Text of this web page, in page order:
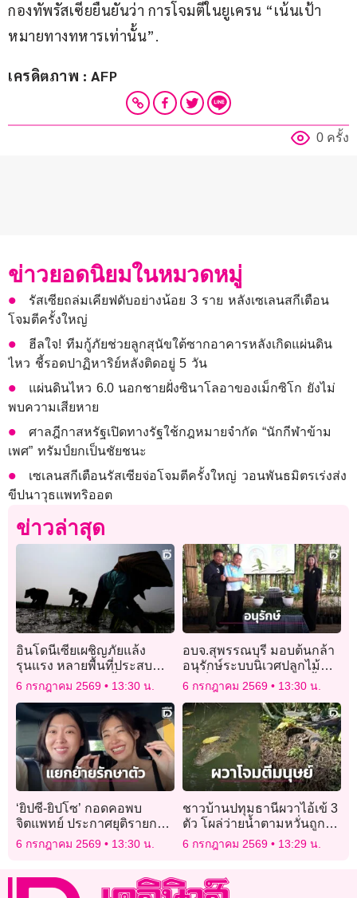
กองทัพรัสเซียยืนยันว่า การโจมตีในยูเครน “เน้นเป้า
หมายทางทหารเท่านั้น”.
เครดิตภาพ : AFP
0 ครั้ง
ข่าวยอดนิยมในหมวดหมู่
รัสเซียถล่มเคียฟดับอย่างน้อย 3 ราย หลังเซเลนสกีเตือน
โจมตีครั้งใหญ่
ฮีลใจ! ทีมกู้ภัยช่วยลูกสุนัขใต้ซากอาคารหลังเกิดแผ่นดิน
ไหว ชี้รอดปาฏิหาริย์หลังติดอยู่ 5 วัน
แผ่นดินไหว 6.0 นอกชายฝั่งซินาโลอาของเม็กซิโก ยังไม่
พบความเสียหาย
ศาลฎีกาสหรัฐเปิดทางรัฐใช้กฎหมายจำกัด “นักกีฬาข้าม
เพศ” ทรัมป์ยกเป็นชัยชนะ
เซเลนสกีเตือนรัสเซียจ่อโจมตีครั้งใหญ่ วอนพันธมิตรเร่งส่ง
ขีปนาวุธแพทริออต
ข่าวล่าสุด
อินโดนีเซียเผชิญภัยแล้ง
รุนแรง หลายพื้นที่ประสบ
ปัญหาขาดแคลนน้ำ
6 กรกฎาคม 2569 13:30 น.
อบจ.สุพรรณบุรี มอบต้นกล้า
อนุรักษ์ระบบนิเวศปลูกไม้มี
ค่าเป็นเเนวป่ากันชนริมน้ำ
6 กรกฎาคม 2569 13:30 น.
‘ยิปซี-ยิปโซ’ กอดคอพบ
จิตแพทย์ ประกาศยุติรายการ
รักษาใจ หลังป่วยซึมเศร้า-แพ
นิคขั้นรุนแรง!
6 กรกฎาคม 2569 13:30 น.
ชาวบ้านปทุมธานีผวาไอ้เข้ 3
ตัว โผล่ว่ายนํ้าตามหวั่นถูก
โจมตี
6 กรกฎาคม 2569 13:29 น.